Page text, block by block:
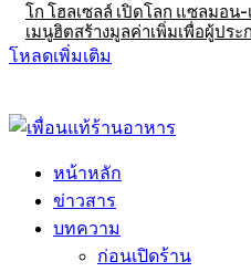
โก โฮลเซลล์ เปิดโลก แซลมอ
เมนูฮิตสร้างมูลค่าเพิ่มเพื่อผู้ปร
โหลดเพิ่มเติม
หน้าหลัก
ข่าวสาร
บทความ
ก่อนเปิดร้าน